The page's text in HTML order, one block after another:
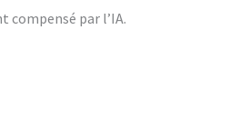
par l’IA.